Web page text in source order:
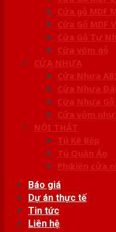
Cửa gỗ MDF
Cửa Gỗ MDF
Cửa Gỗ Tự
Cửa vòm gỗ
CỬA NHỰA
Cửa Nhựa
Cửa Nhựa
Cửa Nhựa
Cửa vòm
NỘI THẤT
Tủ Kệ Bếp
Tủ Quần Áo
Phụ kiện cửa
Báo giá
Dự án thực tế
Tin tức
Liên hệ